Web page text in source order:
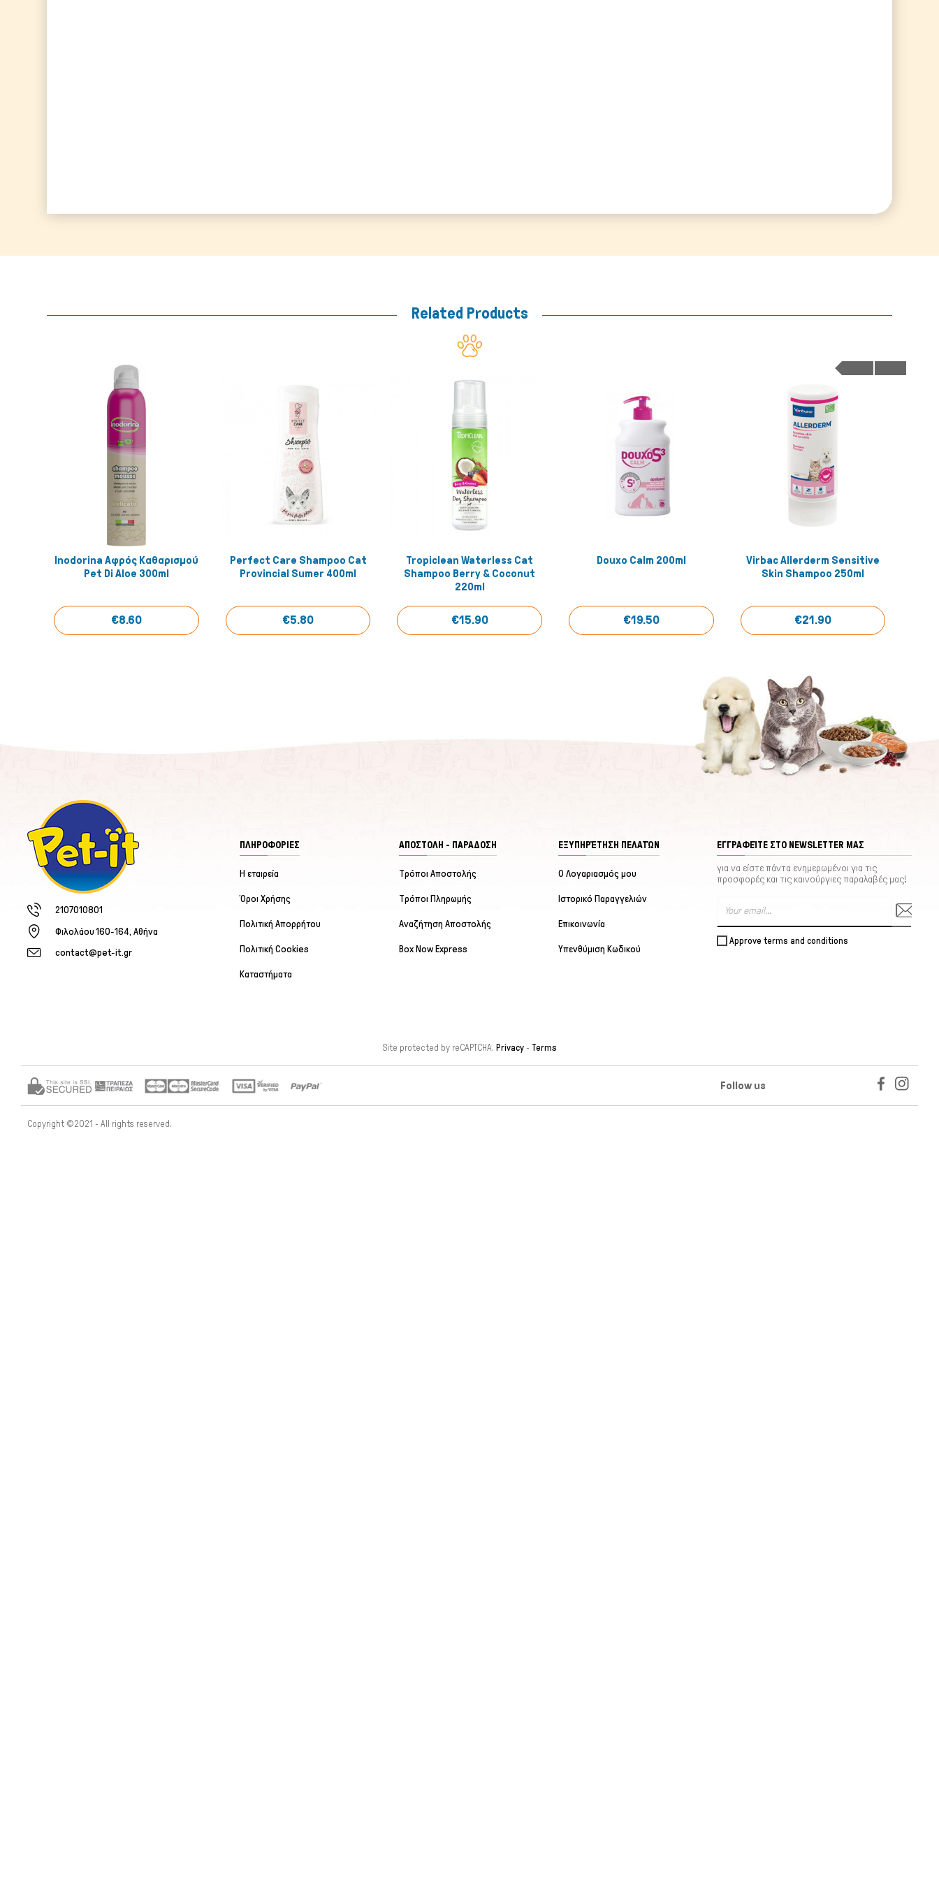
Related Products
Quick View
Inodorina Αφρός Καθαρισμού
Pet Di Aloe 300ml
€8.60
Quick View
Perfect Care Shampoo Cat
Provincial Sumer 400ml
€5.80
Quick View
Tropiclean Waterless Cat
Shampoo Berry & Coconut
220ml
€15.90
Quick View
Douxo Calm 200ml
€19.50
Quick View
Virbac Allerderm Sensitive
Skin Shampoo 250ml
€21.90
2107010801
Φιλολάου 160-164, Αθήνα
contact@pet-it.gr
ΠΛΗΡΟΦΟΡΙΕΣ
Η εταιρεία
Όροι Χρήσης
Πολιτική Απορρήτου
Πολιτική Cookies
Καταστήματα
ΑΠΟΣΤΟΛΗ - ΠΑΡΑΔΟΣΗ
Τρόποι Αποστολής
Τρόποι Πληρωμής
Αναζήτηση Αποστολής
Box Now Express
ΕΞΥΠΗΡΈΤΗΣΗ ΠΕΛΑΤΏΝ
Ο Λογαριασμός μου
Ιστορικό Παραγγελιών
Επικοινωνία
Υπενθύμιση Κωδικού
ΕΓΓΡΑΦΕΊΤΕ ΣΤΟ NEWSLETTER ΜΑΣ
για να είστε πάντα ενημερωμένοι για τις
προσφορές και τις καινούργιες παραλαβές μας!
Approve terms and conditions
Site protected by reCAPTCHA. Privacy- Terms
Follow us
Copyright ©2021 - All rights reserved.